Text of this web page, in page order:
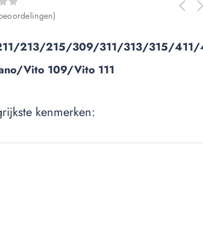
213/215/309/311/313/315/411/
Vito 109/Vito 111
kenmerken: